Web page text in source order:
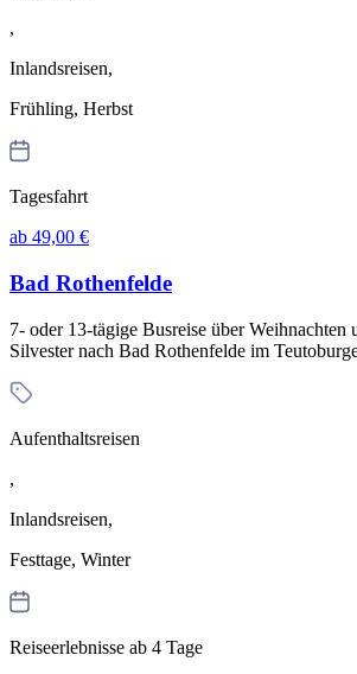
,
Inlandsreisen,
Frühling, Herbst
Tagesfahrt
ab 49,00 €
Bad Rothenfelde
7- oder 13-tägige Busreise über Weihnachten
Silvester nach Bad Rothenfelde im
Aufenthaltsreisen
,
Inlandsreisen,
Festtage, Winter
Reiseerlebnisse ab 4 Tage